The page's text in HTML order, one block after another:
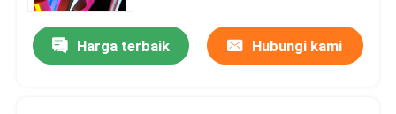
Harga terbaik Hubungi kami